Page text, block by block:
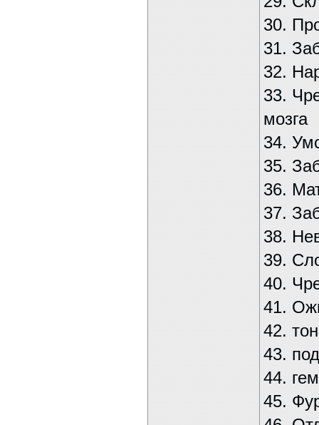
30.
31.
32.
33.
мозга
34.
35.
36.
37.
38.
39.
40.
41.
42.
43.
44.
45.